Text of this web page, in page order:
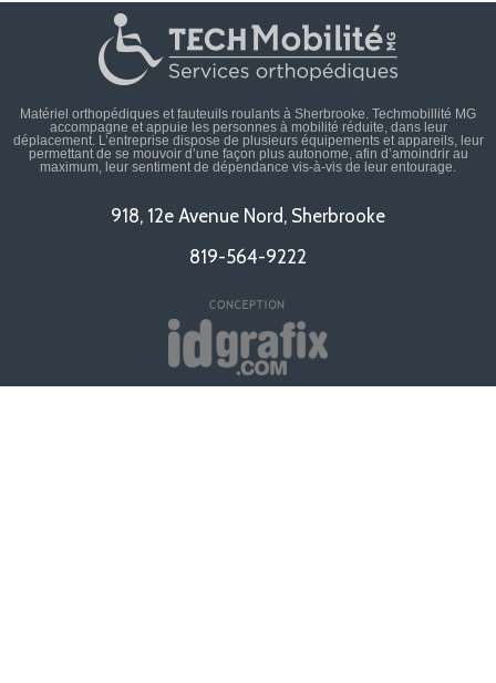
Matériel orthopédiques et fauteuils roulants à Sherbrooke. Techmobillité MG
accompagne et appuie les personnes à mobilité réduite, dans leur
déplacement. L’entreprise dispose de plusieurs équipements et appareils, leur
permettant de se mouvoir d’une façon plus autonome, afin d’amoindrir au
maximum, leur sentiment de dépendance vis-à-vis de leur entourage.
918, 12e Avenue Nord, Sherbrooke
819-564-9222